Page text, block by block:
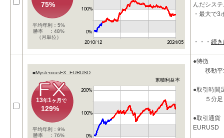
75%
平均年利：5%
勝率 ：48%
（月単位）
んだシス
・最大で3
・・・ 続
■MysteriousFX_EURUSD
累積利益率
13年1ヶ月で
129%
平均年利：9%
勝率 ：76%
●特徴
移動平均
●取引時間
５分足
●取引通貨
EURUSD